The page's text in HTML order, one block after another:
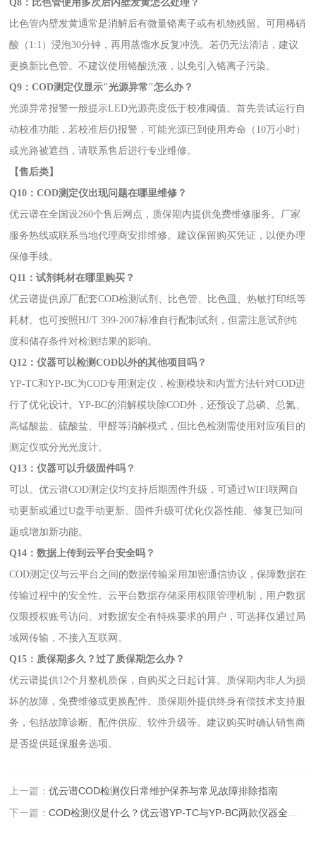
Q8：比色管使用多次后内壁发黄怎么处理？
比色管内壁发黄通常是消解后有微量铬离子或有机物残留。可用稀硝
酸（1:1）浸泡30分钟，再用蒸馏水反复冲洗。若仍无法清洁，建议
更换新比色管。不建议使用铬酸洗液，以免引入铬离子污染。
Q9：COD测定仪显示"光源异常"怎么办？
光源异常报警一般提示LED光源亮度低于校准阈值。首先尝试运行自
动校准功能，若校准后仍报警，可能光源已到使用寿命（10万小时）
或光路被遮挡，请联系售后进行专业维修。
【售后类】
Q10：COD测定仪出现问题在哪里维修？
优云谱在全国设260个售后网点，质保期内提供免费维修服务。厂家
服务热线或联系当地代理商安排维修。建议保留购买凭证，以便办理
保修手续。
Q11：试剂耗材在哪里购买？
优云谱提供原厂配套COD检测试剂、比色管、比色皿、热敏打印纸等
耗材。也可按照HJ/T 399-2007标准自行配制试剂，但需注意试剂纯
度和储存条件对检测结果的影响。
Q12：仪器可以检测COD以外的其他项目吗？
YP-TC和YP-BC为COD专用测定仪，检测模块和内置方法针对COD进
行了优化设计。YP-BC的消解模块除COD外，还预设了总磷、总氮、
高锰酸盐、硫酸盐、甲醛等消解模式，但比色检测需使用对应项目的
测定仪或分光光度计。
Q13：仪器可以升级固件吗？
可以。优云谱COD测定仪均支持后期固件升级，可通过WIFI联网自
动更新或通过U盘手动更新。固件升级可优化仪器性能、修复已知问
题或增加新功能。
Q14：数据上传到云平台安全吗？
COD测定仪与云平台之间的数据传输采用加密通信协议，保障数据在
传输过程中的安全性。云平台数据存储采用权限管理机制，用户数据
仅限授权账号访问。对数据安全有特殊要求的用户，可选择仅通过局
域网传输，不接入互联网。
Q15：质保期多久？过了质保期怎么办？
优云谱提供12个月整机质保，自购买之日起计算。质保期内非人为损
坏的故障，免费维修或更换配件。质保期外提供终身有偿技术支持服
务，包括故障诊断、配件供应、软件升级等。建议购买时确认销售商
是否提供延保服务选项。
上一篇：优云谱COD检测仪日常维护保养与常见故障排除指南
下一篇：COD检测仪是什么？优云谱YP-TC与YP-BC两款仪器全面解析